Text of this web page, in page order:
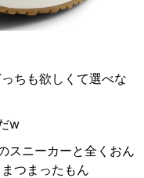
ちも欲しくて選べな
w
スニーカーと全くおん
つまったもん